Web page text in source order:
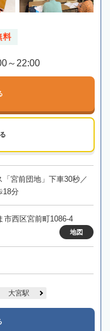
料
～22:00
宮前団地」下車30秒／
18分
市西区宮前町1086-4
地図
大宮駅